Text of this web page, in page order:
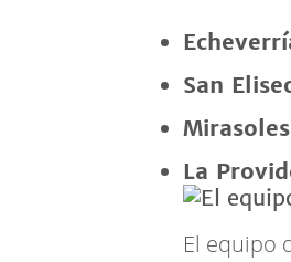
San
La
El equipo